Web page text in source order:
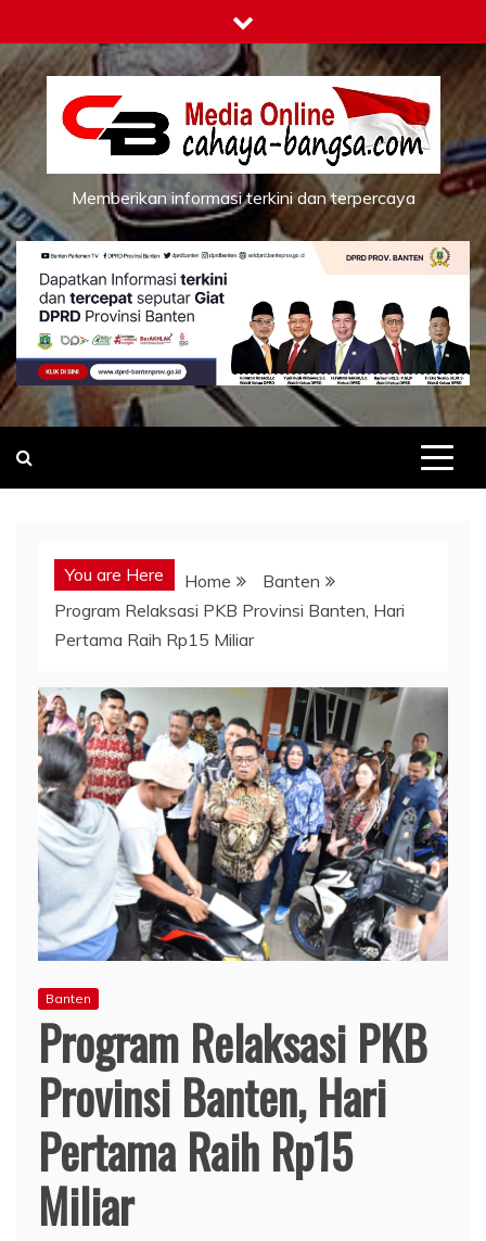
to
content
Memberikan informasi terkini dan terpercaya
You are Here Home
Banten
Program Relaksasi PKB Provinsi Banten, Hari
Pertama Raih Rp15 Miliar
Banten
Program Relaksasi PKB
Provinsi Banten, Hari
Pertama Raih Rp15
Miliar